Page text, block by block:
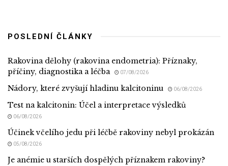
POSLEDNÍ ČLÁNKY
Rakovina dělohy (rakovina endometria): Příznaky,
příčiny, diagnostika a léčba
07/08/2026
Nádory, které zvyšují hladinu kalcitoninu 06/08/2026
Test na kalcitonin: Účel a interpretace výsledků
06/08/2026
Účinek včelího jedu při léčbě rakoviny nebyl prokázán
05/08/2026
Je anémie u starších dospělých příznakem rakoviny?